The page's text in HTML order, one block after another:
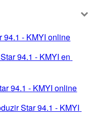
94.1 - KMYI online
94.1 - KMYI en
94.1 - KMYI online
Star 94.1 - KMYI